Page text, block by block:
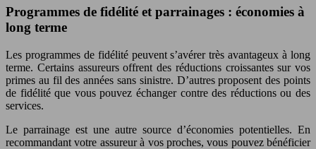
Programmes de fidélité et parrainages : économies à
long terme
Les programmes de fidélité peuvent s’avérer très avantageux à long
terme. Certains assureurs offrent des réductions croissantes sur vos
primes au fil des années sans sinistre. D’autres proposent des points
de fidélité que vous pouvez échanger contre des réductions ou des
services.
Le parrainage est une autre source d’économies potentielles. En
recommandant votre assureur à vos proches, vous pouvez bénéficier